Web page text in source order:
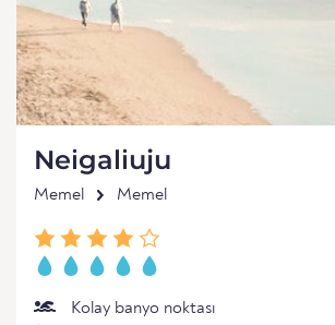
Neigaliuju
Memel Memel
Kolay banyo noktası